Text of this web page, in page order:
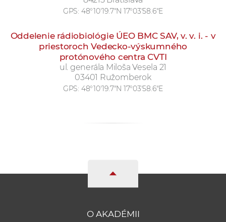
GPS: 48°10'19.7"N 17°03'58.6"E
Oddelenie rádiobiológie ÚEO BMC SAV, v. v. i. - v
priestoroch Vedecko-výskumného
protónového centra CVTI
ul. generála Miloša Vesela 21
03401 Ružomberok
GPS: 48°10'19.7"N 17°03'58.6"E
O AKADÉMII